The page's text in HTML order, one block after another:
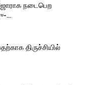
நடைபெற
…
திருச்சியில்